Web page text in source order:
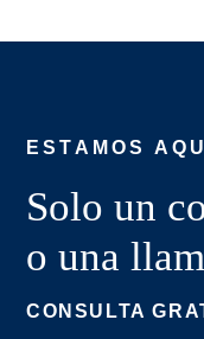
ESTAMOS
Solo un
o una
CONSULTA